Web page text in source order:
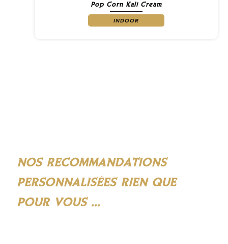
Pop Corn Kali Cream
INDOOR
NOS RECOMMANDATIONS
PERSONNALISÉES RIEN QUE
POUR VOUS ...